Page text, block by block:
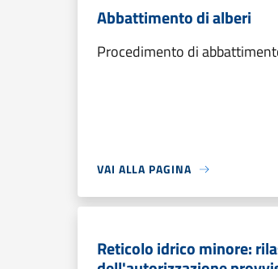
Abbattimento di alberi
Procedimento di
VAI ALLA PAGINA
Reticolo idrico minore: